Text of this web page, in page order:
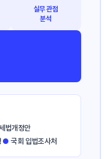
실무 관점
분석
법개정안
● 국회 입법조사처